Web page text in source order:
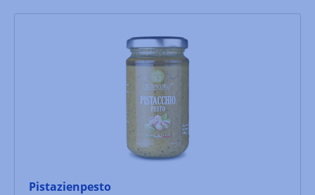
Pistazienpesto